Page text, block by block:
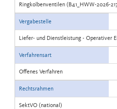
Ringkolbenventilen (B41_HWW-2026-
Vergabestelle
Liefer- und Dienstleistung - Operativer
Verfahrensart
Offenes Verfahren
Rechtsrahmen
SektVO (national)